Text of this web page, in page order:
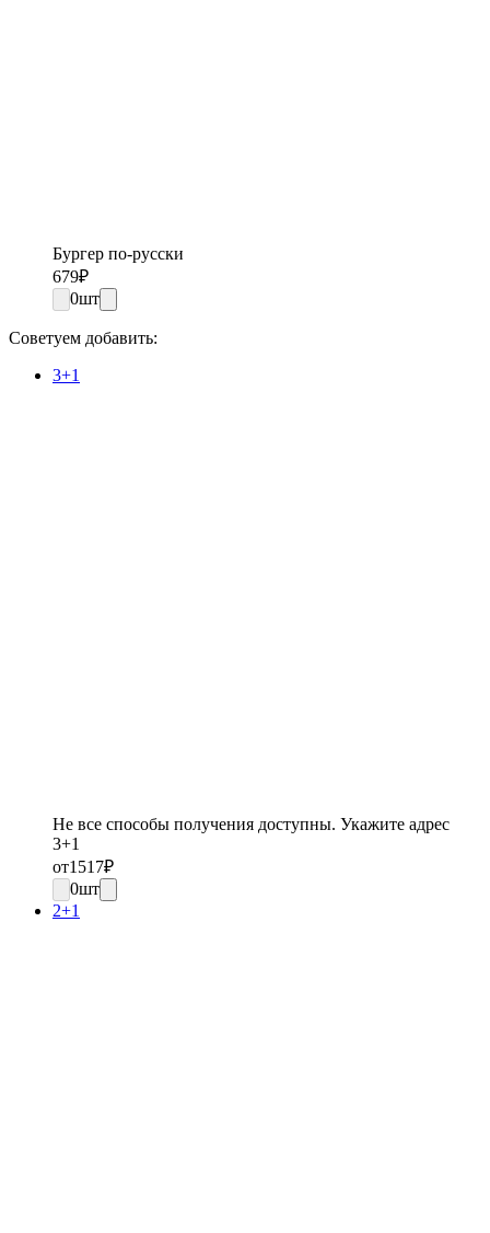
Бургер по-русски
679₽
0шт
Советуем добавить:
3+1
Не все способы получения доступны. Укажите адрес
3+1
от1517₽
0шт
2+1